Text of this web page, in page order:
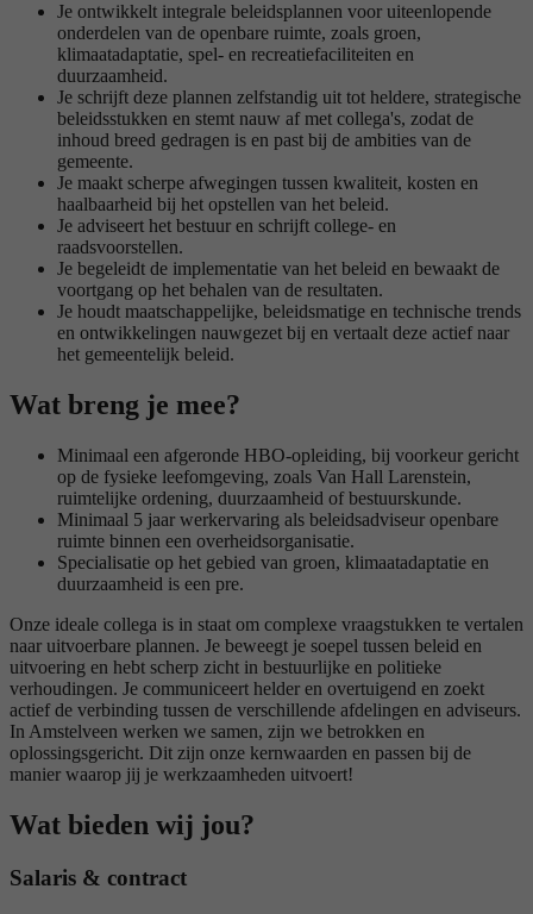
Je ontwikkelt integrale beleidsplannen voor uiteenlopende
onderdelen van de openbare ruimte, zoals groen,
klimaatadaptatie, spel- en recreatiefaciliteiten en
duurzaamheid.
Je schrijft deze plannen zelfstandig uit tot heldere, strategische
beleidsstukken en stemt nauw af met collega's, zodat de
inhoud breed gedragen is en past bij de ambities van de
gemeente.
Je maakt scherpe afwegingen tussen kwaliteit, kosten en
haalbaarheid bij het opstellen van het beleid.
Je adviseert het bestuur en schrijft college- en
raadsvoorstellen.
Je begeleidt de implementatie van het beleid en bewaakt de
voortgang op het behalen van de resultaten.
Je houdt maatschappelijke, beleidsmatige en technische trends
en ontwikkelingen nauwgezet bij en vertaalt deze actief naar
het gemeentelijk beleid.
Wat breng je mee?
Minimaal een afgeronde HBO-opleiding, bij voorkeur gericht
op de fysieke leefomgeving, zoals Van Hall Larenstein,
ruimtelijke ordening, duurzaamheid of bestuurskunde.
Minimaal 5 jaar werkervaring als beleidsadviseur openbare
ruimte binnen een overheidsorganisatie.
Specialisatie op het gebied van groen, klimaatadaptatie en
duurzaamheid is een pre.
Onze ideale collega is in staat om complexe vraagstukken te vertalen
naar uitvoerbare plannen. Je beweegt je soepel tussen beleid en
uitvoering en hebt scherp zicht in bestuurlijke en politieke
verhoudingen. Je communiceert helder en overtuigend en zoekt
actief de verbinding tussen de verschillende afdelingen en adviseurs.
In Amstelveen werken we samen, zijn we betrokken en
oplossingsgericht. Dit zijn onze kernwaarden en passen bij de
manier waarop jij je werkzaamheden uitvoert!
Wat bieden wij jou?
Salaris & contract